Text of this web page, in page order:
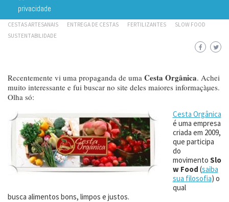
privacidade
12 DE JANEIRO DE 2011
ALIMENTOS ORGANICOS
CESTAS ARTESANAIS
ENTREGA DE CESTAS FERTILIZANTES
SLOW FOOD
SUSTENTABILIDADE
Recentemente vi uma propaganda de uma Cesta Orgânica. Achei
muito interessante e fui buscar no site deles maiores informaçàµes.
Olha só:
Cesta Orgânica
é uma empresa
criada em 2009,
que participa
do
movimento Slo
w Food (saiba
sua filosofia) o
qual
busca alimentos bons, limpos e justos.